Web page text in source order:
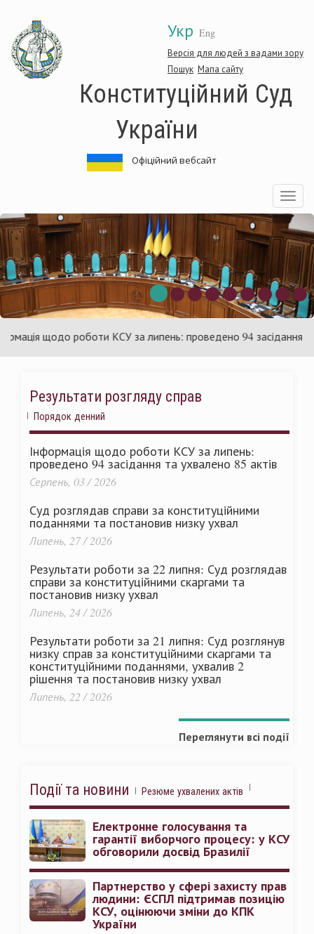
основного
матеріалу
Укр Eng
Версія для людей з вадами зору
Пошук Мапа сайту
Конституційний Суд
України
Офіційний вебсайт
Toggle
щодо роботи КСУ за липень: проведено 94 засідання та
Результати розгляду справ
Порядок денний
Інформація щодо роботи КСУ за липень:
проведено 94 засідання та ухвалено 85 актів
Серпень, 03 / 2026
Суд розглядав справи за конституційними
поданнями та постановив низку ухвал
Липень, 27 / 2026
Результати роботи за 22 липня: Суд розглядав
справи за конституційними скаргами та
постановив низку ухвал
Липень, 24 / 2026
Результати роботи за 21 липня: Суд розглянув
низку справ за конституційними скаргами та
конституційними поданнями, ухвалив 2
рішення та постановив низку ухвал
Липень, 22 / 2026
Переглянути всі події
Події та новини Резюме ухвалених актів
Електронне голосування та
гарантії виборчого процесу: у КСУ
обговорили досвід Бразилії
Партнерство у сфері захисту прав
людини: ЄСПЛ підтримав позицію
КСУ, оцінюючи зміни до КПК
України